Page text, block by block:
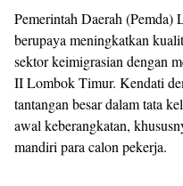
Pemerintah Daerah
berupaya meningkatkan
sektor keimigrasian dengan
II Lombok Timur. Kendati
tantangan besar dalam tata
awal keberangkatan,
mandiri para calon pekerja.